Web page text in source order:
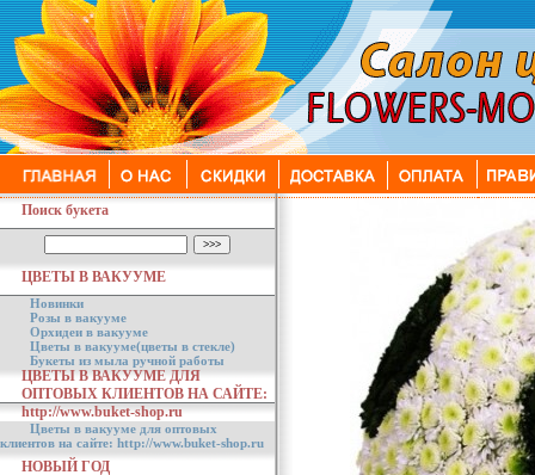
Поиск букета
ЦВЕТЫ В ВАКУУМЕ
Новинки
Розы в вакууме
Орхидеи в вакууме
Цветы в вакууме(цветы в стекле)
Букеты из мыла ручной работы
ЦВЕТЫ В ВАКУУМЕ ДЛЯ
ОПТОВЫХ КЛИЕНТОВ НА САЙТЕ:
http://www.buket-shop.ru
Цветы в вакууме для оптовых
клиентов на сайте: http://www.buket-shop.ru
НОВЫЙ ГОД